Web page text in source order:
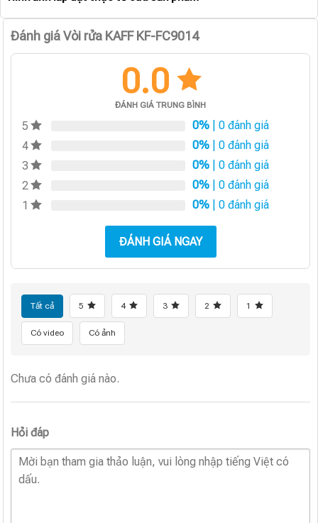
Đánh giá Vòi rửa KAFF KF-FC9014
0.0
ĐÁNH GIÁ TRUNG BÌNH
5 0% | 0 đánh giá
4
0% | 0 đánh giá
3
0% | 0 đánh giá
2
0% | 0 đánh giá
1
0% | 0 đánh giá
ĐÁNH GIÁ NGAY
Tất cả 5 4 3 2 1
Có video Có ảnh
Chưa có đánh giá nào.
Hỏi đáp